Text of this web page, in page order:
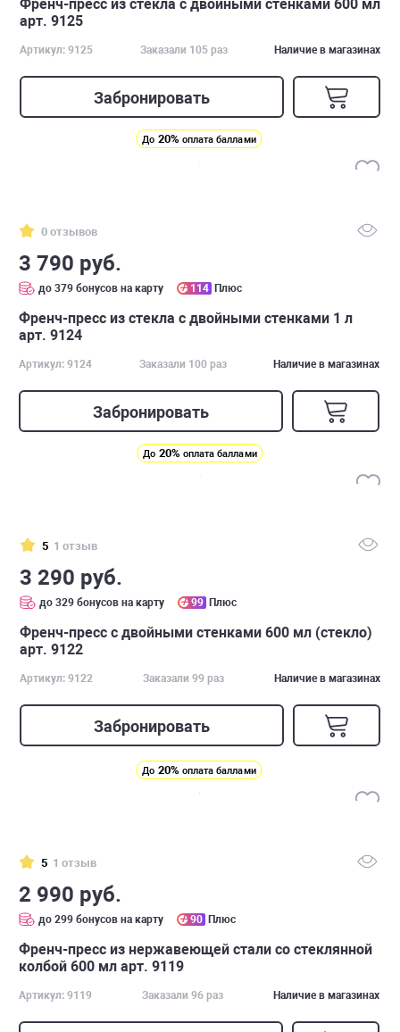
Френч-пресс из стекла с двойными стенками 600 мл
арт. 9125
Артикул: 9125 Заказали 105 раз Наличие в магазинах
Забронировать
До 20% оплата баллами
0 отзывов
3 790 руб.
до 379 бонусов на карту 114 Плюс
Френч-пресс из стекла с двойными стенками 1 л
арт. 9124
Артикул: 9124 Заказали 100 раз Наличие в магазинах
Забронировать
До 20% оплата баллами
5 1 отзыв
3 290 руб.
до 329 бонусов на карту 99 Плюс
Френч-пресс с двойными стенками 600 мл (стекло)
арт. 9122
Артикул: 9122 Заказали 99 раз Наличие в магазинах
Забронировать
До 20% оплата баллами
5 1 отзыв
2 990 руб.
до 299 бонусов на карту 90 Плюс
Френч-пресс из нержавеющей стали со стеклянной
колбой 600 мл арт. 9119
Артикул: 9119 Заказали 96 раз Наличие в магазинах